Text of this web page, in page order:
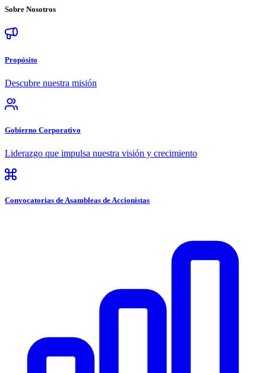
Sobre Nosotros
Propósito
Descubre nuestra misión
Gobierno Corporativo
Liderazgo que impulsa nuestra visión y crecimiento
Convocatorias de Asambleas de Accionistas